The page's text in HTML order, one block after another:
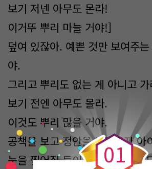
보기 저넨 아무도 몬라!
이거뚜 뿌리 마늘 거야!]
덮여 있잖아. 예쁜 것만 보여주
야.
그리고 뿌리도 없는 게 아니고
보기 전엔 아무도 몰라.
이것도 뿌리 많을 거야.
공책을 보고 정안을 바라보자 아
눈을 찢어질 듯이 눈웃음을 짓는
0
0
1